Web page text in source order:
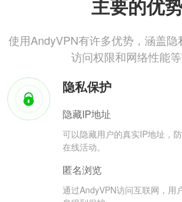
主要的优
使用AndyVPN有许多优势，涵盖隐
访问权限和网络性能
隐私保护
隐藏IP地址
可以隐藏用户的真实IP地址，
在线活动。
匿名浏览
通过AndyVPN访问互联网，用